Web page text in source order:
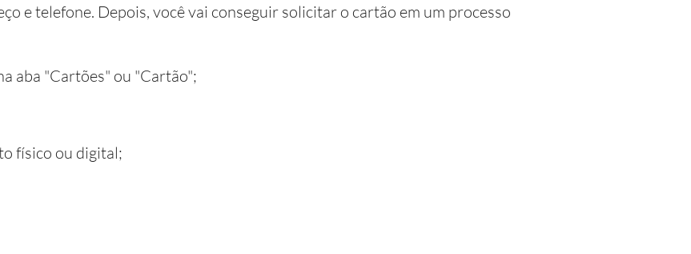
e telefone. Depois, você vai conseguir solicitar o cartão em um processo
aba "Cartões" ou "Cartão";
físico ou digital;